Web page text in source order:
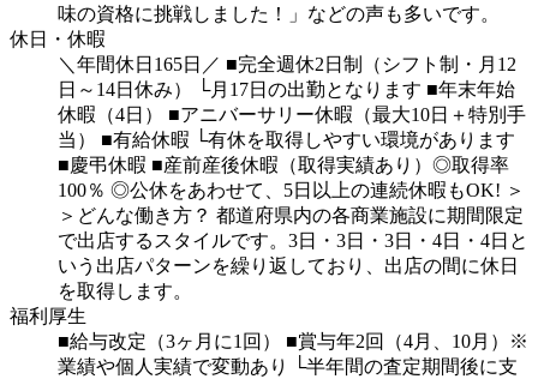
味の資格に挑戦しました！」などの声も多いです。
休日・休暇
＼年間休日165日／ ■完全週休2日制（シフト制・月12
日～14日休み）
└月17日の出勤となります ■年末年始
休暇（4日）
■アニバーサリー休暇（最大10日＋特別手
当）
■有給休暇 └有休を取得しやすい環境があります
■慶弔休暇 ■産前産後休暇（取得実績あり）◎取得率
100％ ◎公休をあわせて、5日以上の連続休暇もOK! ＞
＞どんな働き方？ 都道府県内の各商業施設に期間限定
で出店するスタイルです。3日・3日・3日・4日・4日と
いう出店パターンを繰り返しており、出店の間に休日
を取得します。
福利厚生
■給与改定（3ヶ月に1回）
■賞与年2回（4月、10月）※
業績や個人実績で変動あり
└半年間の査定期間後に支